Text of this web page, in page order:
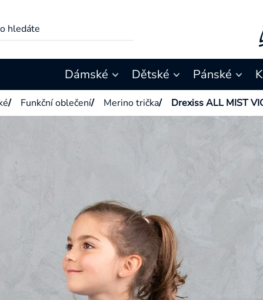
Dámské Dětské Pánské
/ Funkční oblečení/ Merino trička/ Drexiss ALL MIST